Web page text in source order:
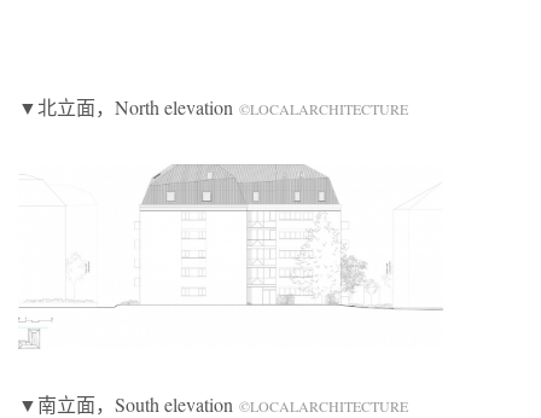
▼北立面，North elevation ©LOCALARCHITECTURE
▼南立面，South elevation ©LOCALARCHITECTURE